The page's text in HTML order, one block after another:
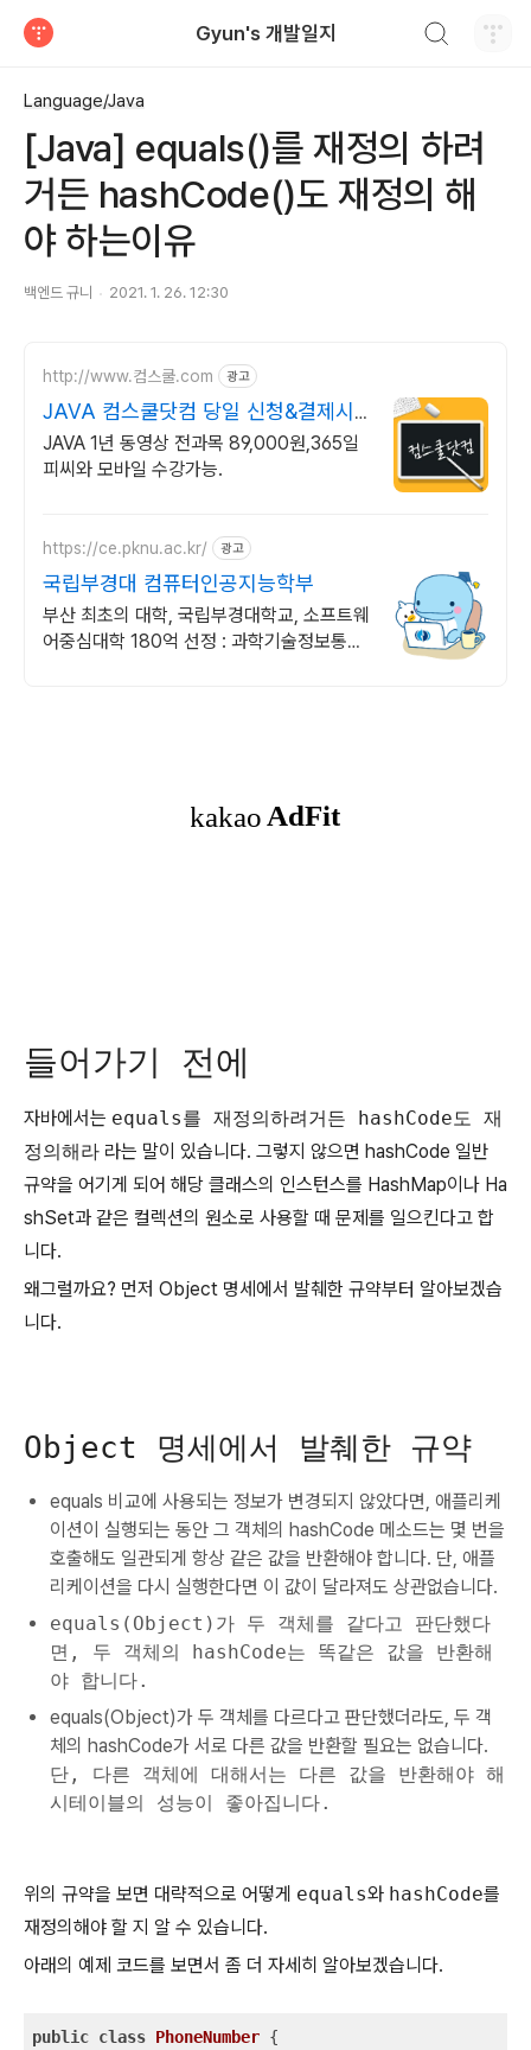
Gyun's 개발일지
Language/Java
[Java] equals()를 재정의 하려
거든 hashCode()도 재정의 해
야 하는이유
백엔드 규니 2021. 1. 26. 12:30
http://www.컴스쿨.com 광고
JAVA 컴스쿨닷컴 당일 신청&결제시
기프티콘!
JAVA 1년 동영상 전과목 89,000원,365일
피씨와 모바일 수강가능.
https://ce.pknu.ac.kr/ 광고
국립부경대 컴퓨터인공지능학부
부산 최초의 대학, 국립부경대학교, 소프트웨
어중심대학 180억 선정 : 과학기술정보통신
들어가기 전에
자바에서는 equals를 재정의하려거든 hashCode도 재
정의해라 라는 말이 있습니다. 그렇지 않으면 hashCode 일반
규약을 어기게 되어 해당 클래스의 인스턴스를 HashMap이나 Ha
shSet과 같은 컬렉션의 원소로 사용할 때 문제를 일으킨다고 합
니다.
왜그럴까요? 먼저 Object 명세에서 발췌한 규약부터 알아보겠습
니다.
Object 명세에서 발췌한 규약
equals 비교에 사용되는 정보가 변경되지 않았다면, 애플리케
이션이 실행되는 동안 그 객체의 hashCode 메소드는 몇 번을
호출해도 일관되게 항상 같은 값을 반환해야 합니다. 단, 애플
리케이션을 다시 실행한다면 이 값이 달라져도 상관없습니다.
equals(Object)가 두 객체를 같다고 판단했다
면, 두 객체의 hashCode는 똑같은 값을 반환해
야 합니다.
equals(Object)가 두 객체를 다르다고 판단했더라도, 두 객
체의 hashCode가 서로 다른 값을 반환할 필요는 없습니다.
단, 다른 객체에 대해서는 다른 값을 반환해야 해
시테이블의 성능이 좋아집니다.
위의 규약을 보면 대략적으로 어떻게 equals와 hashCode를
재정의해야 할 지 알 수 있습니다.
아래의 예제 코드를 보면서 좀 더 자세히 알아보겠습니다.
public class PhoneNumber {